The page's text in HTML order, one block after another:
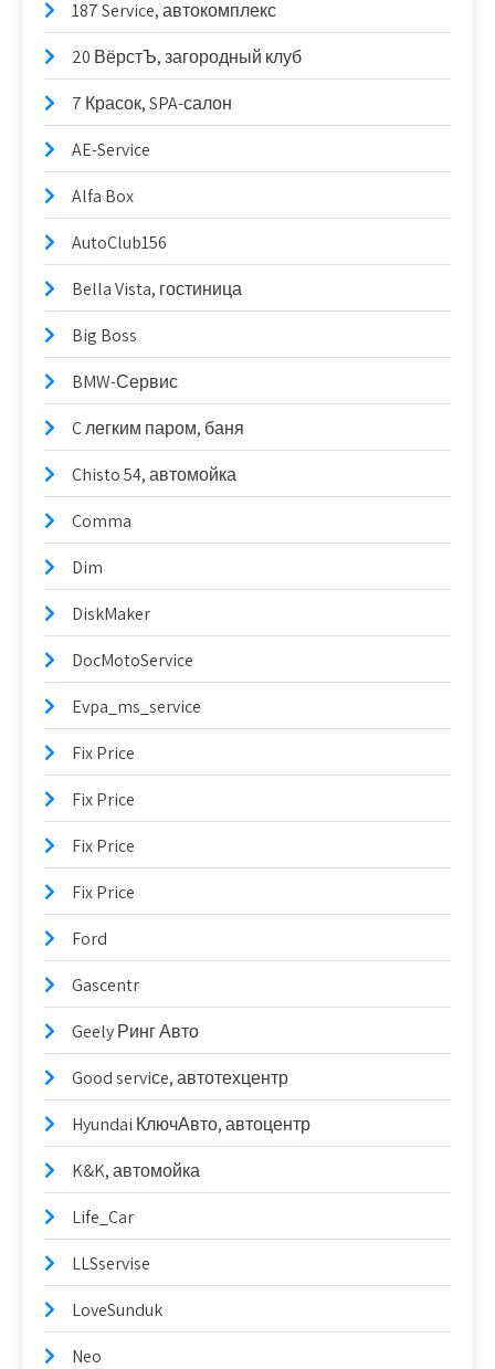
187 Service, автокомплекс
20 ВёрстЪ, загородный клуб
7 Красок, SPA-салон
AE-Service
Alfa Box
AutoClub156
Bella Vista, гостиница
Big Boss
BMW-Сервис
C легким паром, баня
Chisto 54, автомойка
Comma
Dim
DiskMaker
DocMotoService
Evpa_ms_service
Fix Price
Fix Price
Fix Price
Fix Price
Ford
Gascentr
Geely Ринг Авто
Good serviсe, автотехцентр
Hyundai КлючАвто, автоцентр
K&K, автомойка
Life_Car
LLSservise
LoveSunduk
Neo